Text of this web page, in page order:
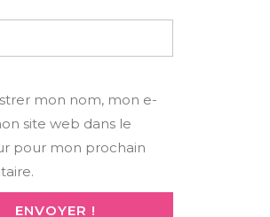
mon nom, mon e-
site web dans le
pour mon prochain